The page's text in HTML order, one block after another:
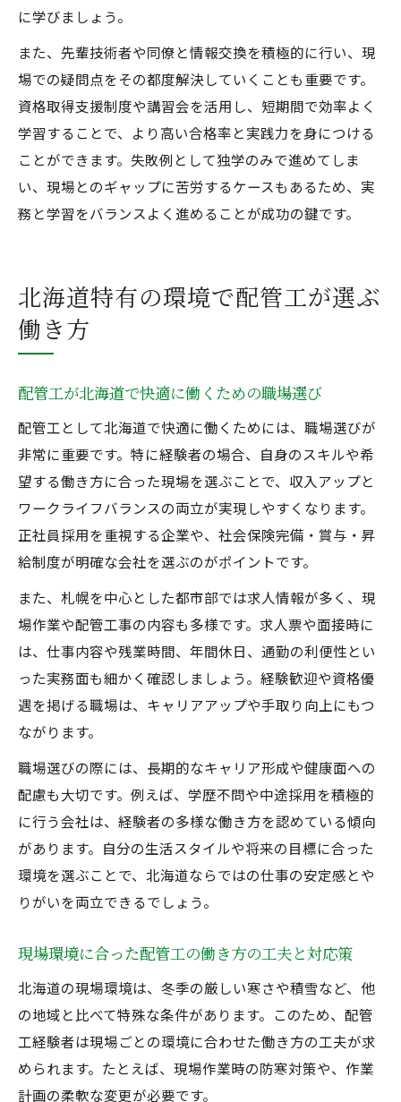
に学びましょう。
また、先輩技術者や同僚と情報交換を積極的に行い、現
場での疑問点をその都度解決していくことも重要です。
資格取得支援制度や講習会を活用し、短期間で効率よく
学習することで、より高い合格率と実践力を身につける
ことができます。失敗例として独学のみで進めてしま
い、現場とのギャップに苦労するケースもあるため、実
務と学習をバランスよく進めることが成功の鍵です。
北海道特有の環境で配管工が選ぶ
働き方
配管工が北海道で快適に働くための職場選び
配管工として北海道で快適に働くためには、職場選びが
非常に重要です。特に経験者の場合、自身のスキルや希
望する働き方に合った現場を選ぶことで、収入アップと
ワークライフバランスの両立が実現しやすくなります。
正社員採用を重視する企業や、社会保険完備・賞与・昇
給制度が明確な会社を選ぶのがポイントです。
また、札幌を中心とした都市部では求人情報が多く、現
場作業や配管工事の内容も多様です。求人票や面接時に
は、仕事内容や残業時間、年間休日、通勤の利便性とい
った実務面も細かく確認しましょう。経験歓迎や資格優
遇を掲げる職場は、キャリアアップや手取り向上にもつ
ながります。
職場選びの際には、長期的なキャリア形成や健康面への
配慮も大切です。例えば、学歴不問や中途採用を積極的
に行う会社は、経験者の多様な働き方を認めている傾向
があります。自分の生活スタイルや将来の目標に合った
環境を選ぶことで、北海道ならではの仕事の安定感とや
りがいを両立できるでしょう。
現場環境に合った配管工の働き方の工夫と対応策
北海道の現場環境は、冬季の厳しい寒さや積雪など、他
の地域と比べて特殊な条件があります。このため、配管
工経験者は現場ごとの環境に合わせた働き方の工夫が求
められます。たとえば、現場作業時の防寒対策や、作業
計画の柔軟な変更が必要です。